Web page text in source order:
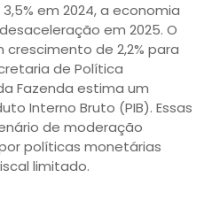
em 2024, a economia
em 2025. O
crescimento de 2,2% para
de Política
Fazenda estima um
Interno Bruto (PIB). Essas
de moderação
políticas monetárias
limitado.